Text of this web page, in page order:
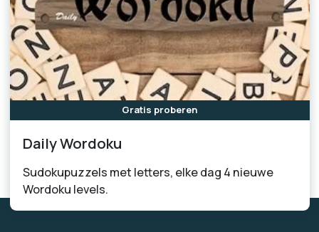
Gratis proberen
Daily Wordoku
Sudokupuzzels met letters, elke dag 4 nieuwe
Wordoku levels.